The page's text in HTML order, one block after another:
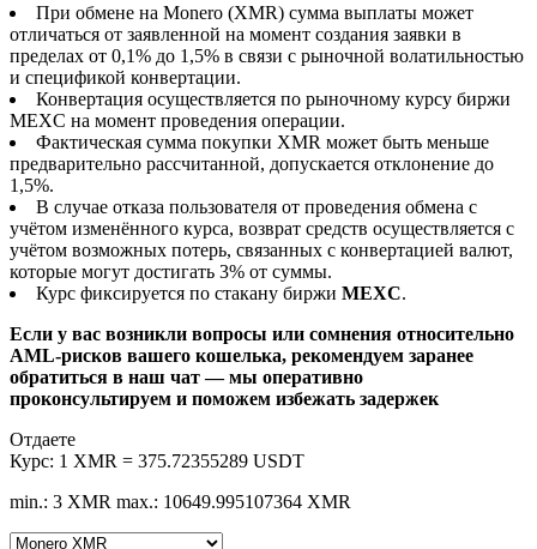
При обмене на Monero (XMR) сумма выплаты может
отличаться от заявленной на момент создания заявки в
пределах от 0,1% до 1,5% в связи с рыночной волатильностью
и спецификой конвертации.
Конвертация осуществляется по рыночному курсу биржи
MEXC на момент проведения операции.
Фактическая сумма покупки XMR может быть меньше
предварительно рассчитанной, допускается отклонение до
1,5%.
В случае отказа пользователя от проведения обмена с
учётом изменённого курса, возврат средств осуществляется с
учётом возможных потерь, связанных с конвертацией валют,
которые могут достигать 3% от суммы.
Курс фиксируется по стакану биржи MEXC.
Если у вас возникли вопросы или сомнения относительно
AML-рисков вашего кошелька, рекомендуем заранее
обратиться в наш чат — мы оперативно
проконсультируем и поможем избежать задержек
Отдаете
Курс: 1 XMR = 375.72355289 USDT
min.: 3 XMR max.: 10649.995107364 XMR